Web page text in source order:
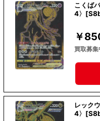
こくば
4〉
￥
買取募集
レック
4〉